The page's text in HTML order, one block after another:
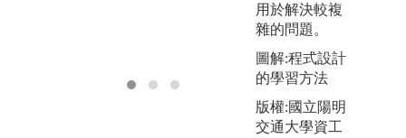
力。
用於解決較複
雜的問題。
圖解:程式設計
的學習方法
版權:國立陽明
交通大學資工